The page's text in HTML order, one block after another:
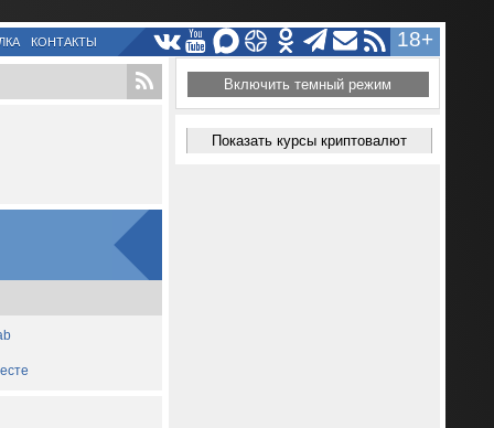
18+
КОНТАКТЫ
Включить темный режим
Показать курсы криптовалют